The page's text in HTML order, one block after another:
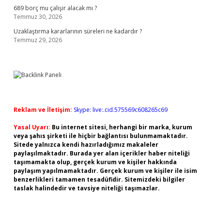
689 borç mu çalişir alacak mı ?
Temmuz 30, 2026
Uzaklaştırma kararlarının süreleri ne kadardır ?
Temmuz 29, 2026
Reklam ve İletişim: Skype: live:.cid.575569c608265c69
Yasal Uyarı: Bu internet sitesi, herhangi bir marka, kurum
veya şahıs şirketi ile hiçbir bağlantısı bulunmamaktadır.
Sitede yalnızca kendi hazırladığımız makaleler
paylaşılmaktadır. Burada yer alan içerikler haber niteliği
taşımamakta olup, gerçek kurum ve kişiler hakkında
paylaşım yapılmamaktadır. Gerçek kurum ve kişiler ile isim
benzerlikleri tamamen tesadüfidir. Sitemizdeki bilgiler
taslak halindedir ve tavsiye niteliği taşımazlar.